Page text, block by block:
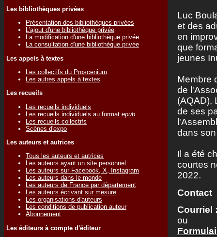
Les bibliothèques privées
Présentation des bibliothèques privées
L'ajout d'une bibliothèque privée
La modification d'une bibliothèque privée
La consultation d'une bibliothèque privée
Les appels à textes
Les collectifs du Proscenium
Les autres appels à textes
Les recueils
Les recueils individuels
Les recueils individuels au format epub
Les recueils collectifs
Scènes d'expo
Les auteurs et autrices
Tous les auteurs et autrices
Les auteurs ayant un site personnel
Les auteurs sur Facebook, X, Instagram
Les auteurs dans le monde
Les auteurs de France par département
Les auteurs écrivant sur mesure
Les organisations d'auteurs
Les conditions de publication auteur
Abonnement
Les éditeurs à compte d'éditeur
Luc
et des
en
que
jeunes
Membre
de
(AQAD),
de ses
dans
Il a été
courtes
2022.
Contact
Courriel
ou